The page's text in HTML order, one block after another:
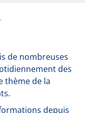
de nombreuses
des
thème de la
depuis